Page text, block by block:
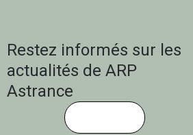
Restez informés sur les
actualités de ARP
Astrance